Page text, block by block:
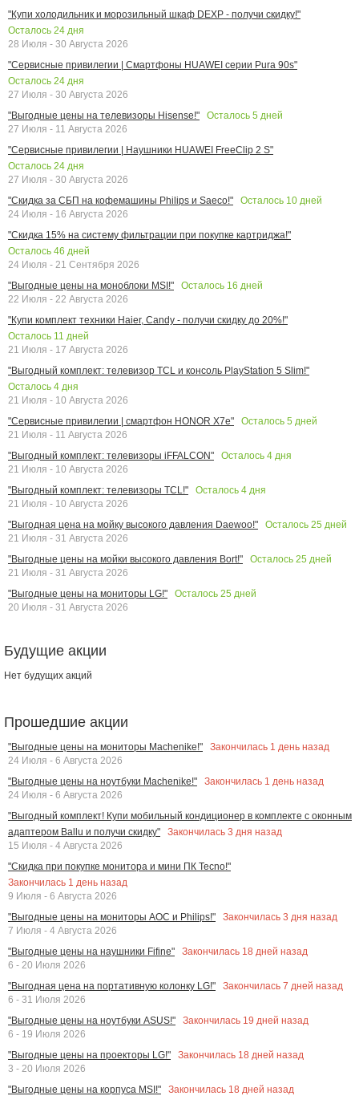
"Купи холодильник и морозильный шкаф DEXP - получи скидку!"
Осталось 24 дня
28 Июля - 30 Августа 2026
"Сервисные привилегии | Смартфоны HUAWEI серии Pura 90s"
Осталось 24 дня
27 Июля - 30 Августа 2026
"Выгодные цены на телевизоры Hisense!"
Осталось 5 дней
27 Июля - 11 Августа 2026
"Сервисные привилегии | Наушники HUAWEI FreeClip 2 S"
Осталось 24 дня
27 Июля - 30 Августа 2026
"Скидка за СБП на кофемашины Philips и Saeco!"
Осталось 10 дней
24 Июля - 16 Августа 2026
"Скидка 15% на систему фильтрации при покупке картриджа!"
Осталось 46 дней
24 Июля - 21 Сентября 2026
"Выгодные цены на моноблоки MSI!"
Осталось 16 дней
22 Июля - 22 Августа 2026
"Купи комплект техники Haier, Candy - получи скидку до 20%!"
Осталось 11 дней
21 Июля - 17 Августа 2026
"Выгодный комплект: телевизор TCL и консоль PlayStation 5 Slim!"
Осталось 4 дня
21 Июля - 10 Августа 2026
"Сервисные привилегии | смартфон HONOR X7e"
Осталось 5 дней
21 Июля - 11 Августа 2026
"Выгодный комплект: телевизоры iFFALCON"
Осталось 4 дня
21 Июля - 10 Августа 2026
"Выгодный комплект: телевизоры TCL!"
Осталось 4 дня
21 Июля - 10 Августа 2026
"Выгодная цена на мойку высокого давления Daewoo!"
Осталось 25 дней
21 Июля - 31 Августа 2026
"Выгодные цены на мойки высокого давления Bort!"
Осталось 25 дней
21 Июля - 31 Августа 2026
"Выгодные цены на мониторы LG!"
Осталось 25 дней
20 Июля - 31 Августа 2026
Будущие акции
Нет будущих акций
Прошедшие акции
"Выгодные цены на мониторы Machenike!" Закончилась 1 день назад
24 Июля - 6 Августа 2026
"Выгодные цены на ноутбуки Machenike!"
Закончилась 1 день назад
24 Июля - 6 Августа 2026
"Выгодный комплект! Купи мобильный кондиционер в комплекте с оконным
адаптером Ballu и получи скидку"
Закончилась 3 дня назад
15 Июля - 4 Августа 2026
"Скидка при покупке монитора и мини ПК Tecno!"
Закончилась 1 день назад
9 Июля - 6 Августа 2026
"Выгодные цены на мониторы AOC и Philips!"
Закончилась 3 дня назад
7 Июля - 4 Августа 2026
"Выгодные цены на наушники Fifine"
Закончилась 18 дней назад
6 - 20 Июля 2026
"Выгодная цена на портативную колонку LG!"
Закончилась 7 дней назад
6 - 31 Июля 2026
"Выгодные цены на ноутбуки ASUS!"
Закончилась 19 дней назад
6 - 19 Июля 2026
"Выгодные цены на проекторы LG!"
Закончилась 18 дней назад
3 - 20 Июля 2026
"Выгодные цены на корпуса MSI!"
Закончилась 18 дней назад